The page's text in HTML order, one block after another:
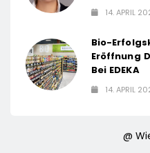
14. APRIL
Bio-
Eröffnung
Bei EDEKA
14. APRIL
@